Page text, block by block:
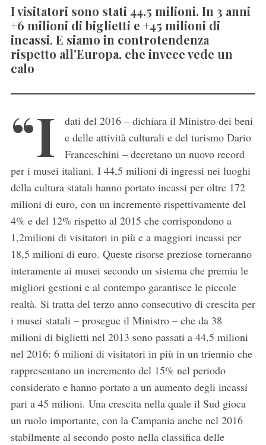
I visitatori sono stati 44,5 milioni. In 3 anni
+6 milioni di biglietti e +45 milioni di
incassi. E siamo in controtendenza
rispetto all'Europa, che invece vede un
calo
“I
dati del 2016 – dichiara il Ministro dei beni
e delle attività culturali e del turismo Dario
Franceschini – decretano un nuovo record
per i musei italiani. I 44,5 milioni di ingressi nei luoghi
della cultura statali hanno portato incassi per oltre 172
milioni di euro, con un incremento rispettivamente del
4% e del 12% rispetto al 2015 che corrispondono a
1,2milioni di visitatori in più e a maggiori incassi per
18,5 milioni di euro. Queste risorse preziose torneranno
interamente ai musei secondo un sistema che premia le
migliori gestioni e al contempo garantisce le piccole
realtà. Si tratta del terzo anno consecutivo di crescita per
i musei statali – prosegue il Ministro – che da 38
milioni di biglietti nel 2013 sono passati a 44,5 milioni
nel 2016: 6 milioni di visitatori in più in un triennio che
rappresentano un incremento del 15% nel periodo
considerato e hanno portato a un aumento degli incassi
pari a 45 milioni. Una crescita nella quale il Sud gioca
un ruolo importante, con la Campania anche nel 2016
stabilmente al secondo posto nella classifica delle